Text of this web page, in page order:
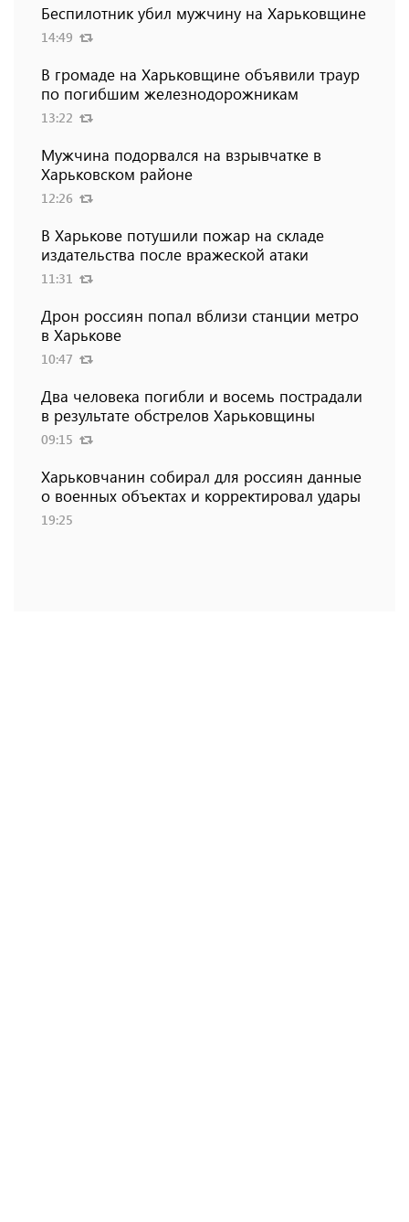
Беспилотник убил мужчину на Харьковщине
14:49
В громаде на Харьковщине объявили траур
по погибшим железнодорожникам
13:22
Мужчина подорвался на взрывчатке в
Харьковском районе
12:26
В Харькове потушили пожар на складе
издательства после вражеской атаки
11:31
Дрон россиян попал вблизи станции метро
в Харькове
10:47
Два человека погибли и восемь пострадали
в результате обстрелов Харьковщины
09:15
Харьковчанин собирал для россиян данные
о военных объектах и ​​корректировал удары
19:25